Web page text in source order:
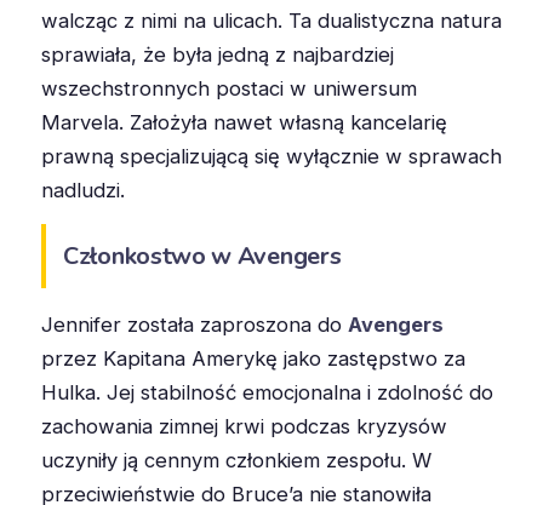
walcząc z nimi na ulicach. Ta dualistyczna natura
sprawiała, że była jedną z najbardziej
wszechstronnych postaci w uniwersum
Marvela. Założyła nawet własną kancelarię
prawną specjalizującą się wyłącznie w sprawach
nadludzi.
Członkostwo w Avengers
Jennifer została zaproszona do Avengers
przez Kapitana Amerykę jako zastępstwo za
Hulka. Jej stabilność emocjonalna i zdolność do
zachowania zimnej krwi podczas kryzysów
uczyniły ją cennym członkiem zespołu. W
przeciwieństwie do Bruce’a nie stanowiła